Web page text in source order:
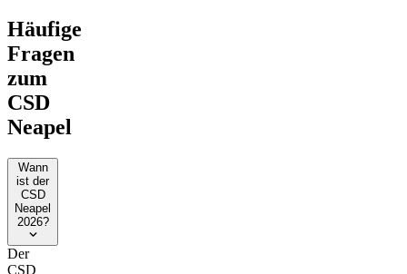
Häufige
Fragen
zum
CSD
Neapel
Wann
ist der
CSD
Neapel
2026?
Der
CSD